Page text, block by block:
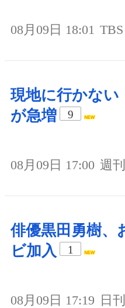
08月09日 18:01
現地に行かない
が急増
9
08月09日 17:00 週
俳優黒田勇樹、
ビ加入
1
08月09日 17:19 日